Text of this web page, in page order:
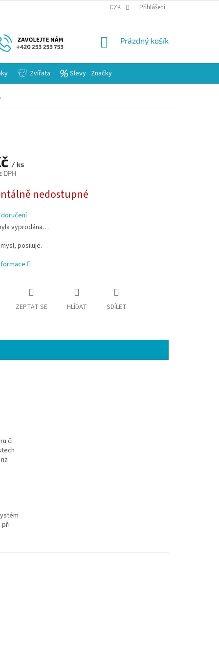
CZK Přihlášení
NÁKUPNÍ
Prázdný košík
Zvířata Slevy Značky
/ ks
DPH
nedostupné
vyprodána…
posiluje.
ZEPTAT SE HLÍDAT SDÍLET
či
při